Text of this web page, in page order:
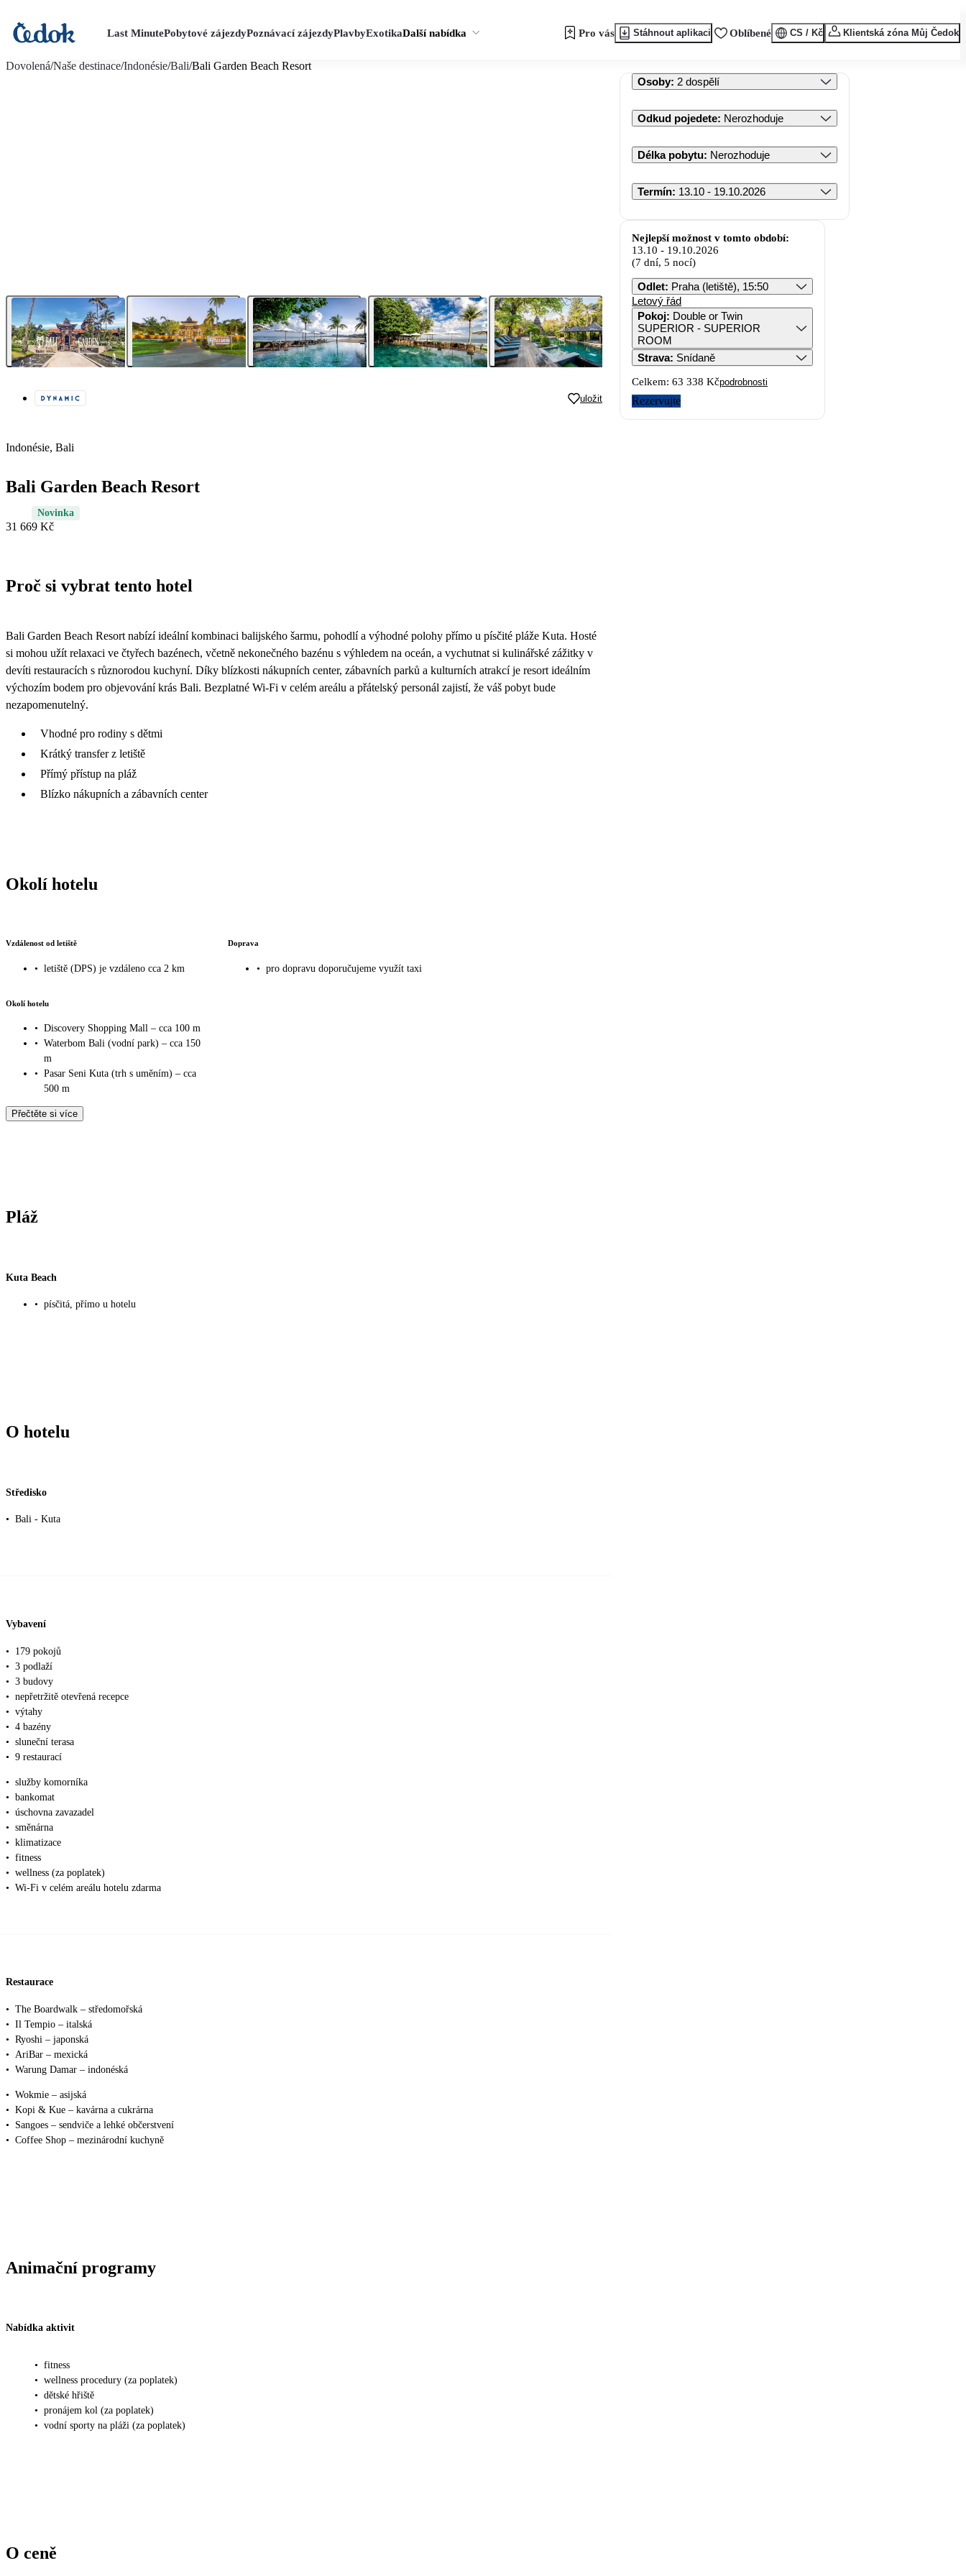
Last MinutePobytové zájezdyPoznávací zájezdyPlavbyExotikaDalší nabídka Pro vás Stáhnout aplikaci Oblíbené CS / Kč Klientská zóna Můj Čedok
Dovolená/Naše destinace/Indonésie/Bali/Bali Garden Beach Resort
uložit
Indonésie, Bali
Bali Garden Beach Resort
Novinka
31 669 Kč
Proč si vybrat tento hotel
Bali Garden Beach Resort nabízí ideální kombinaci balijského šarmu, pohodlí a výhodné polohy přímo u písčité pláže Kuta. Hosté
si mohou užít relaxaci ve čtyřech bazénech, včetně nekonečného bazénu s výhledem na oceán, a vychutnat si kulinářské zážitky v
devíti restauracích s různorodou kuchyní. Díky blízkosti nákupních center, zábavních parků a kulturních atrakcí je resort ideálním
výchozím bodem pro objevování krás Bali. Bezplatné Wi-Fi v celém areálu a přátelský personál zajistí, že váš pobyt bude
nezapomenutelný.
Vhodné pro rodiny s dětmi
Krátký transfer z letiště
Přímý přístup na pláž
Blízko nákupních a zábavních center
Okolí hotelu
Vzdálenost od letiště
• letiště (DPS) je vzdáleno cca 2 km
Doprava
• pro dopravu doporučujeme využít taxi
Okolí hotelu
• Discovery Shopping Mall – cca 100 m
• Waterbom Bali (vodní park) – cca 150
m
• Pasar Seni Kuta (trh s uměním) – cca
500 m
Přečtěte si více
Pláž
Kuta Beach
• písčitá, přímo u hotelu
O hotelu
Středisko
• Bali - Kuta
Vybavení
•
179 pokojů
• 3 podlaží
• 3 budovy
• nepřetržitě otevřená recepce
• výtahy
• 4 bazény
• sluneční terasa
• 9 restaurací
• služby komorníka
• bankomat
• úschovna zavazadel
• směnárna
• klimatizace
• fitness
• wellness (za poplatek)
• Wi-Fi v celém areálu hotelu zdarma
Restaurace
• The Boardwalk – středomořská
• Il Tempio – italská
• Ryoshi – japonská
•
AriBar – mexická
• Warung Damar – indonéská
• Wokmie – asijská
• Kopi & Kue – kavárna a cukrárna
•
Sangoes – sendviče a lehké občerstvení
• Coffee Shop – mezinárodní kuchyně
Animační programy
Nabídka aktivit
• fitness
• wellness procedury (za poplatek)
• dětské hřiště
• pronájem kol (za poplatek)
• vodní sporty na pláži (za poplatek)
O ceně
Osoby: 2 dospělí
Odkud pojedete: Nerozhoduje
Délka pobytu: Nerozhoduje
Termín: 13.10 - 19.10.2026
Nejlepší možnost v tomto období:
13.10 - 19.10.2026
(7 dní, 5 nocí)
Odlet: Praha (letiště), 15:50
Letový řád
Pokoj: Double or Twin
SUPERIOR - SUPERIOR
ROOM
Strava: Snídaně
Celkem: 63 338 Kčpodrobnosti
Rezervujte